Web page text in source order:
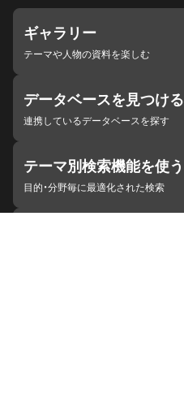
ギャラリー
テーマや人物の資料を楽しむ
データベースを見つける
連携しているデータベースを探す
テーマ別検索機能を使う
目的・分野毎に最適化された検索